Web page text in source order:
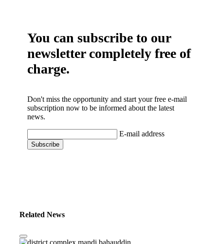
You can subscribe to our
newsletter completely free of
charge.
Don't miss the opportunity and start your free e-mail
subscription now to be informed about the latest
news.
E-mail address
Related News